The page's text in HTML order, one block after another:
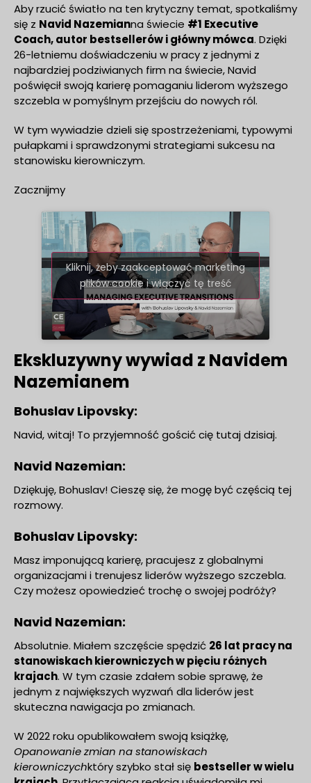
Aby rzucić światło na ten krytyczny temat, spotkaliśmy
się z Navid Nazemianna świecie #1 Executive
Coach, autor bestsellerów i główny mówca. Dzięki
26-letniemu doświadczeniu w pracy z jednymi z
najbardziej podziwianych firm na świecie, Navid
poświęcił swoją karierę pomaganiu liderom wyższego
szczebla w pomyślnym przejściu do nowych ról.
W tym wywiadzie dzieli się spostrzeżeniami, typowymi
pułapkami i sprawdzonymi strategiami sukcesu na
stanowisku kierowniczym.
Zacznijmy
Kliknij, żeby zaakceptować marketing
plików cookie i włączyć tę treść
Ekskluzywny wywiad z Navidem
Nazemianem
Bohuslav Lipovsky:
Navid, witaj! To przyjemność gościć cię tutaj dzisiaj.
Navid Nazemian:
Dziękuję, Bohuslav! Cieszę się, że mogę być częścią tej
rozmowy.
Bohuslav Lipovsky:
Masz imponującą karierę, pracujesz z globalnymi
organizacjami i trenujesz liderów wyższego szczebla.
Czy możesz opowiedzieć trochę o swojej podróży?
Navid Nazemian:
Absolutnie. Miałem szczęście spędzić 26 lat pracy na
stanowiskach kierowniczych w pięciu różnych
krajach. W tym czasie zdałem sobie sprawę, że
jednym z największych wyzwań dla liderów jest
skuteczna nawigacja po zmianach.
W 2022 roku opublikowałem swoją książkę,
Opanowanie zmian na stanowiskach
kierowniczychktóry szybko stał się bestseller w wielu